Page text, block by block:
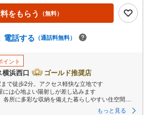
をもらう （無料）
電話する （通話料無料）
イント
浜西口 ゴールド推奨店
で徒歩2分。アクセス軽快な立地です
には心地よい陽射しが差し込みます
各所に多彩な収納を備えた暮らしやすい住空間
もっと見る